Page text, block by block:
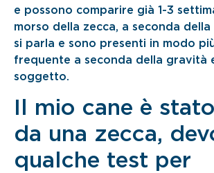
e possono comparire già 1-3
morso della zecca, a seconda
si parla e sono presenti in modo
frequente a seconda della gravità
soggetto.
Il mio cane è
da una zecca,
qualche test per